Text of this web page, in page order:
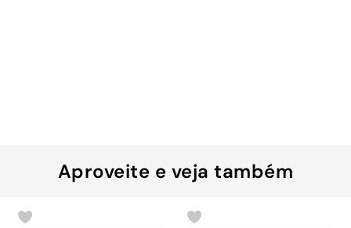
Aproveite e veja também